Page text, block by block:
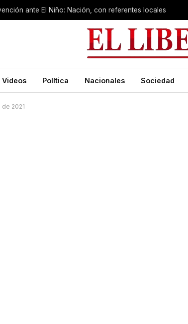
ante El Niño: Nación, con referentes locales
Videos Política Nacionales Sociedad
2021